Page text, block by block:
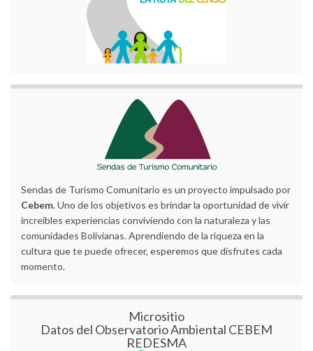
Sendas de Turismo Comunitario es un proyecto impulsado por
Cebem. Uno de los objetivos es brindar la oportunidad de vivir
increíbles experiencias conviviendo con la naturaleza y las
comunidades Bolivianas. Aprendiendo de la riqueza en la
cultura que te puede ofrecer, esperemos que disfrutes cada
momento.
Micrositio
Datos del Observatorio Ambiental CEBEM
REDESMA